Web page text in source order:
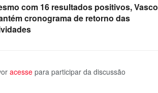
com 16 resultados positivos, Vasco
cronograma de retorno das
acesse para participar da discussão